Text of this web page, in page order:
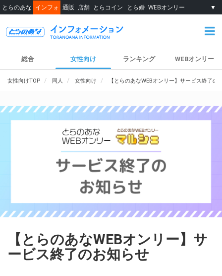
とらのあな インフォ 通販 店舗 とらコイン とら婚 WEBオンリー ▼
総合 女性向け ランキング WEBオンリー
女性向けTOP 同人 女性向け 【とらのあなWEBオンリー】サービス終了の
【とらのあなWEBオンリー】サ
ービス終了のお知らせ